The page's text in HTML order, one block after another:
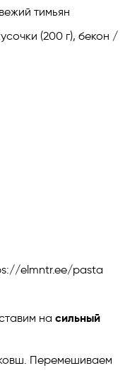
тимьян
(200 г), бекон /
elmntr.ee/pasta
на сильный
Перемешиваем